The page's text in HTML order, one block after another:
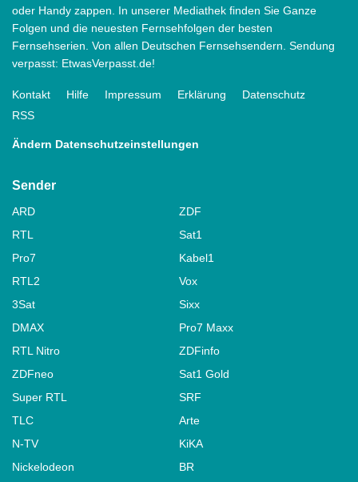
oder Handy zappen. In unserer Mediathek finden Sie Ganze
Folgen und die neuesten Fernsehfolgen der besten
Fernsehserien. Von allen Deutschen Fernsehsendern. Sendung
verpasst: EtwasVerpasst.de!
Kontakt Hilfe Impressum Erklärung
Datenschutz
RSS
Ändern Datenschutzeinstellungen
Sender
ARD
ZDF
RTL
Sat1
Pro7
Kabel1
RTL2
Vox
3Sat
Sixx
DMAX
Pro7 Maxx
RTL Nitro
ZDFinfo
ZDFneo
Sat1 Gold
Super RTL
SRF
TLC
Arte
N-TV
KiKA
Nickelodeon
BR